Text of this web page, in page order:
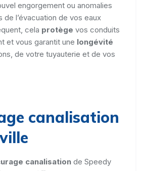
engorgement ou anomalies
de l’évacuation de vos eaux
cela protège vos conduits
et vous garantit une longévité
de votre tuyauterie et de vos
canalisation
canalisation de Speedy